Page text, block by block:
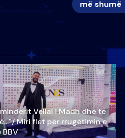
më shumë
Vëllai i Madh dhe të
Miri flet për rrugëtimin e